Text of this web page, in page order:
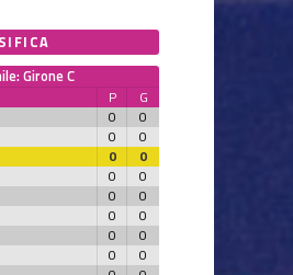
Girone C
P
G
0
0
0
0
0
0
0
0
0
0
0
0
0
0
0
0